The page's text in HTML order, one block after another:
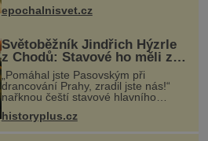
rozdílem, že nejde pouze o infekce
epochalnisvet.cz
Světoběžník Jindřich Hýzrle
z Chodů: Stavové ho měli za
zrádce
„Pomáhal jste Pasovským při
drancování Prahy, zradil jste nás!“
nařknou čeští stavové hlavního
Jindřich se však zastrašit nenechá.
Zachová chladnou hlavu a trestu
historyplus.cz